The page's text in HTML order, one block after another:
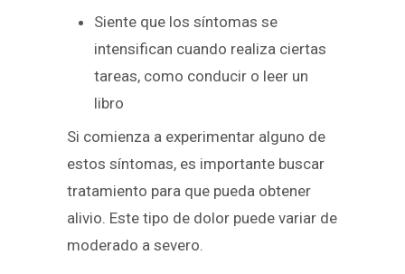
Siente que los síntomas se
intensifican cuando realiza ciertas
tareas, como conducir o leer un
libro
Si comienza a experimentar alguno de
estos síntomas, es importante buscar
tratamiento para que pueda obtener
alivio. Este tipo de dolor puede variar de
moderado a severo.